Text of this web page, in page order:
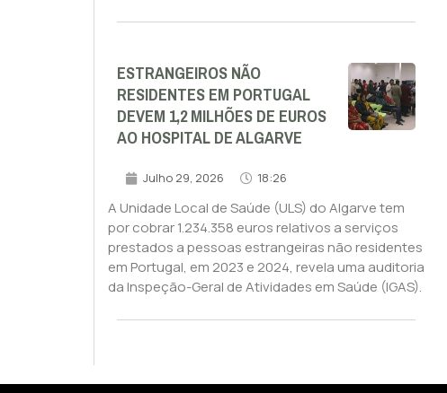
ESTRANGEIROS NÃO
RESIDENTES EM PORTUGAL
DEVEM 1,2 MILHÕES DE EUROS
AO HOSPITAL DE ALGARVE
Julho 29, 2026 18:26
A Unidade Local de Saúde (ULS) do Algarve tem
por cobrar 1.234.358 euros relativos a serviços
prestados a pessoas estrangeiras não residentes
em Portugal, em 2023 e 2024, revela uma auditoria
da Inspeção-Geral de Atividades em Saúde (IGAS).